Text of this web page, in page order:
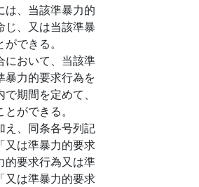
は、当該準暴力的
じ、又は当該準暴
できる。
において、当該準
暴力的要求行為を
期間を定めて、
ができる。
え、同条各号列記
又は準暴力的要求
的要求行為又は準
又は準暴力的要求